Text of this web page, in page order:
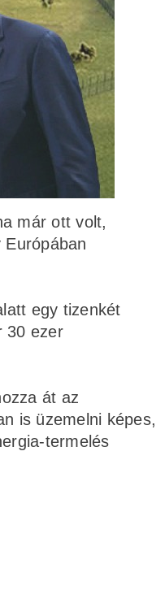
már ott volt,
egy tizenkét
30 ezer
át az
is üzemelni képes,
termelés